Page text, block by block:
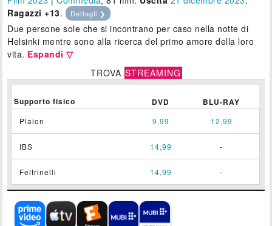
Ragazzi +13. Dettagli ❯
Due persone sole che si incontrano per caso nella notte di
Helsinki mentre sono alla ricerca del primo amore della loro
vita. Espandi ▽
TROVA STREAMING
Supporto fisico DVD BLU-RAY
Plaion 9,99 12,99
IBS 14,99 -
Feltrinelli 14,99 -